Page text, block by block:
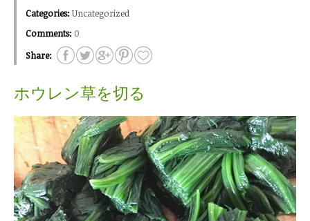
Categories:Uncategorized
Comments: 0
Share:
ホウレン草を切る